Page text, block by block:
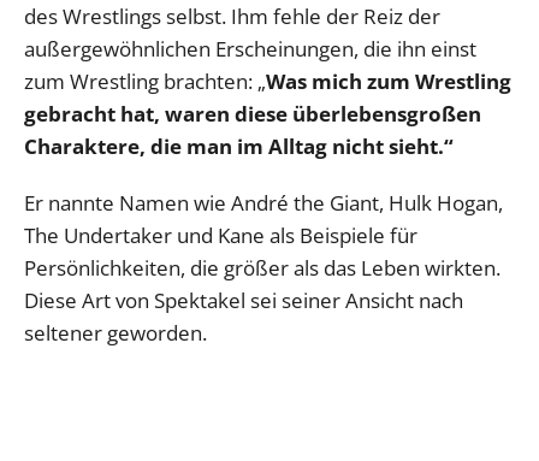
des Wrestlings selbst. Ihm fehle der Reiz der
außergewöhnlichen Erscheinungen, die ihn einst
zum Wrestling brachten: „Was mich zum Wrestling
gebracht hat, waren diese überlebensgroßen
Charaktere, die man im Alltag nicht sieht.“
Er nannte Namen wie André the Giant, Hulk Hogan,
The Undertaker und Kane als Beispiele für
Persönlichkeiten, die größer als das Leben wirkten.
Diese Art von Spektakel sei seiner Ansicht nach
seltener geworden.